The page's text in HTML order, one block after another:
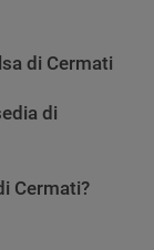
di Cermati
di
Cermati?